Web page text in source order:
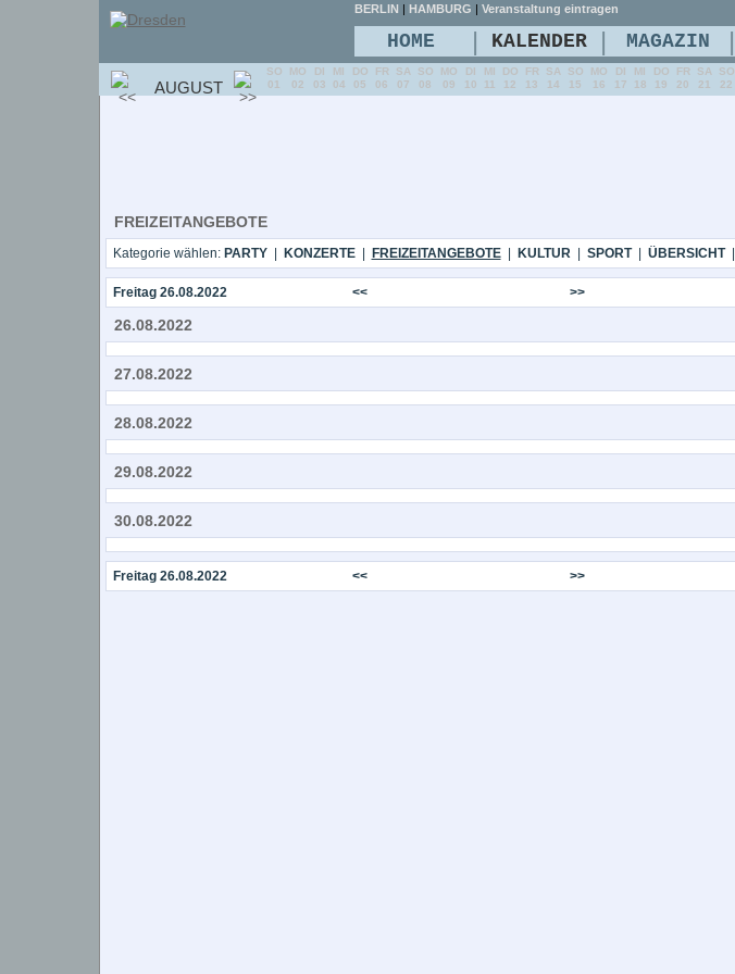
FREIZEITANGEBOTE
Kategorie wählen: PARTY| KONZERTE| FREIZEITANGEBOTE| KULTUR| SPORT| ÜBERSICHT|
Freitag 26.08.2022 << >>
26.08.2022
27.08.2022
28.08.2022
29.08.2022
30.08.2022
Freitag 26.08.2022 << >>
BERLIN | HAMBURG | Veranstaltung eintragen
HOME | KALENDER | MAGAZIN |
AUGUST
SO
01
MO
02
DI
03
MI
04
DO
05
FR
06
SA
07
SO
08
MO
09
DI
10
MI
11
DO
12
FR
13
SA
14
SO
15
MO
16
DI
17
MI
18
DO
19
FR
20
SA
21
SO
22